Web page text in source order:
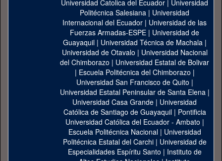
Universidad Catolica del Ecuador | Universidad
Politécnica Salesiana | Universidad
Internacional del Ecuador | Universidad de las
Fuerzas Armadas-ESPE | Universidad de
Guayaquil| Universidad Técnica de Machala|
Universidad de Otavalo | Universidad Nacional
del Chimborazo | Universidad Estatal de Bolivar
| Escuela Politécnica del Chimborazo |
Universidad San Francisco de Quito |
Universidad Estatal Peninsular de Santa Elena|
Universidad Casa Grande | Universidad
Católica de Santiago de Guayaquil| Pontificia
Universidad Católica del Ecuador - Ambato |
Escuela Politécnica Nacional| Universidad
Politécnica Estatal del Carchi| Universidad de
Especialidades Espíritu Santo | Instituto de